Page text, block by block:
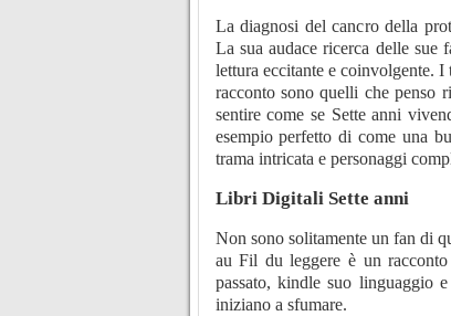
La diagnosi del cancro della
La sua audace ricerca delle sue
lettura eccitante e coinvolgente. I
racconto sono quelli che penso
sentire come se Sette anni
esempio perfetto di come una
trama intricata e personaggi
Libri Digitali Sette anni
Non sono solitamente un fan di
au Fil du leggere è un
passato, kindle suo linguaggio
iniziano a sfumare.